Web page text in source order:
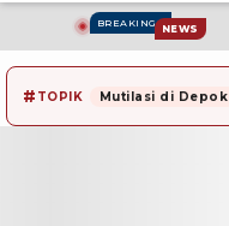
BREAKING NEWS
# TOPIK Mutilasi di Depok